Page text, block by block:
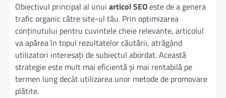
Obiectivul principal al unui articol SEOeste de a genera
trafic organic către site-ul tău. Prin optimizarea
conținutului pentru cuvintele cheie relevante, articolul
va apărea în topul rezultatelor căutării, atrăgând
utilizatori interesați de subiectul abordat. Această
strategie este mult mai eficientă și mai rentabilă pe
termen lung decât utilizarea unor metode de promovare
plătite.